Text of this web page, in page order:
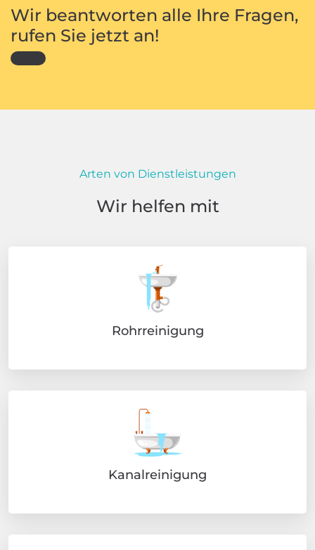
Wir beantworten alle Ihre Fragen,
rufen Sie jetzt an!
Arten von Dienstleistungen
Wir helfen mit
Rohrreinigung
Kanalreinigung